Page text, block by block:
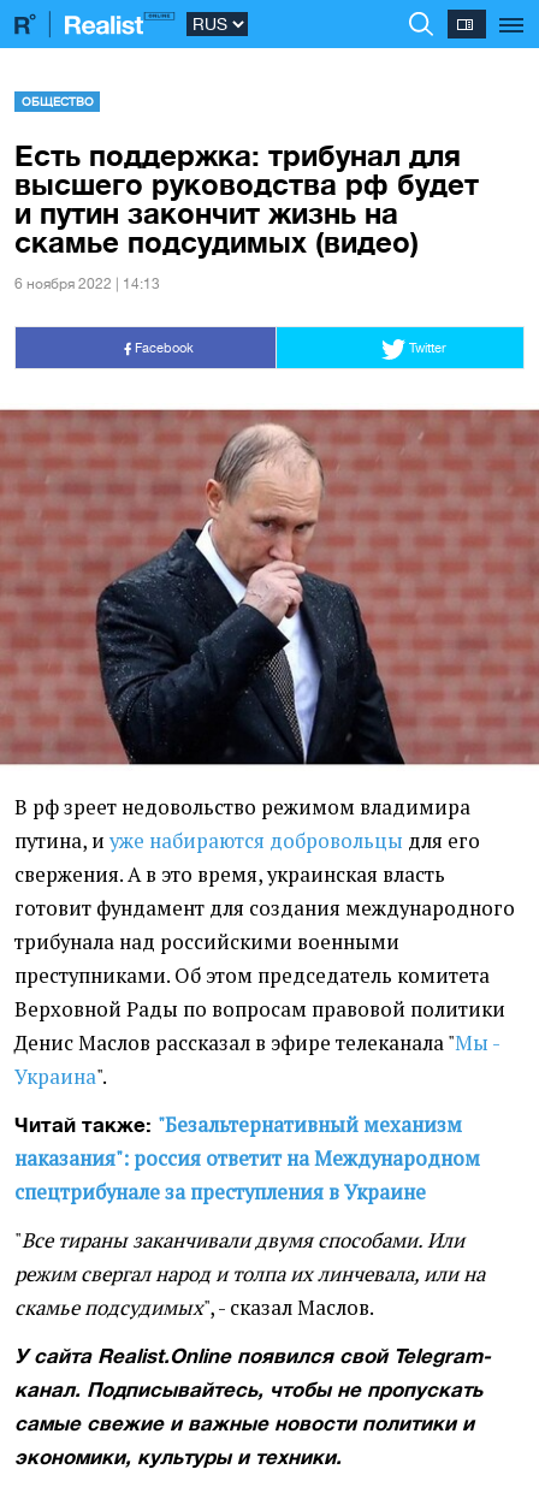
ОБЩЕСТВО
Есть поддержка: трибунал для
высшего руководства рф будет
и путин закончит жизнь на
скамье подсудимых (видео)
6 ноября 2022 | 14:13
Facebook Twitter
В рф зреет недовольство режимом владимира
путина, и уже набираются добровольцы для его
свержения. А в это время, украинская власть
готовит фундамент для создания международного
трибунала над российскими военными
преступниками. Об этом председатель комитета
Верховной Рады по вопросам правовой политики
Денис Маслов рассказал в эфире телеканала "Мы -
Украина".
Читай также: "Безальтернативный механизм
наказания": россия ответит на Международном
спецтрибунале за преступления в Украине
"Все тираны заканчивали двумя способами. Или
режим свергал народ и толпа их линчевала, или на
скамье подсудимых", - сказал Маслов.
У сайта Realist.Online появился свой Telegram-
канал. Подписывайтесь, чтобы не пропускать
самые свежие и важные новости политики и
экономики, культуры и техники.